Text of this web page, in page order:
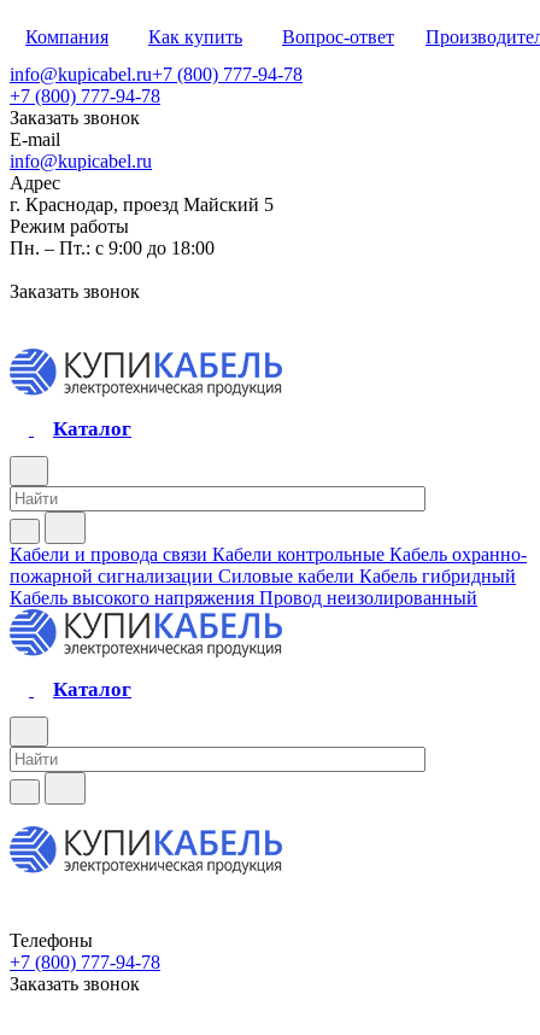
Компания Как купить Вопрос-ответ
info@kupicabel.ru+7 (800) 777-94-78
+7 (800) 777-94-78
Заказать звонок
E-mail
info@kupicabel.ru
Адрес
г. Краснодар, проезд Майский 5
Режим работы
Пн. – Пт.: с 9:00 до 18:00
Заказать звонок
Каталог
Кабели и провода связи Кабели контрольные Кабель охранно-
пожарной сигнализации Силовые кабели Кабель гибридный
Кабель высокого напряжения Провод неизолированный
Каталог
Телефоны
+7 (800) 777-94-78
Заказать звонок